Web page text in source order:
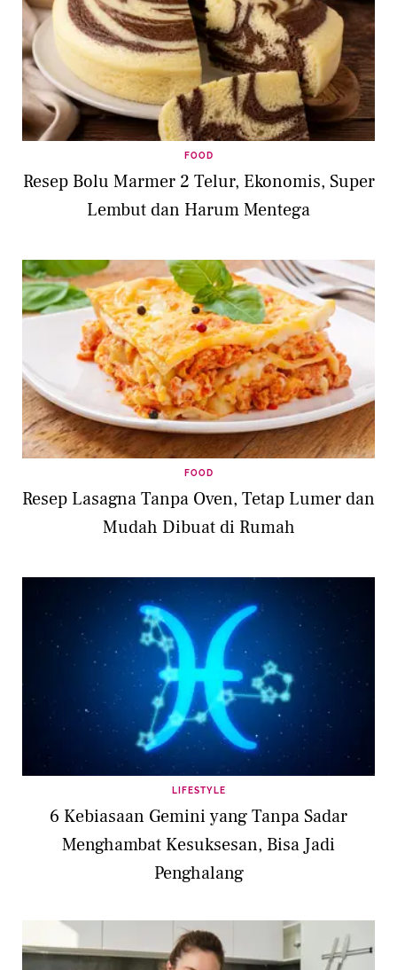
FOOD
Resep Bolu Marmer 2 Telur, Ekonomis, Super
Lembut dan Harum Mentega
FOOD
Resep Lasagna Tanpa Oven, Tetap Lumer dan
Mudah Dibuat di Rumah
LIFESTYLE
6 Kebiasaan Gemini yang Tanpa Sadar
Menghambat Kesuksesan, Bisa Jadi
Penghalang